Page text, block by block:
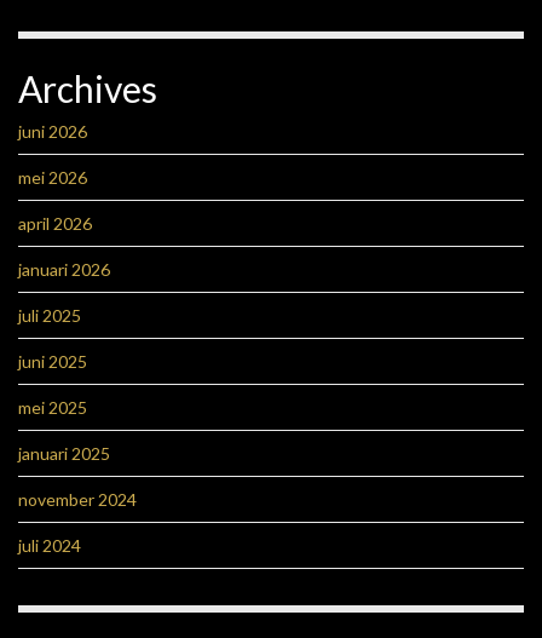
Archives
juni 2026
mei 2026
april 2026
januari 2026
juli 2025
juni 2025
mei 2025
januari 2025
november 2024
juli 2024